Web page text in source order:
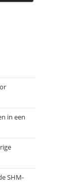
in een
SHM-